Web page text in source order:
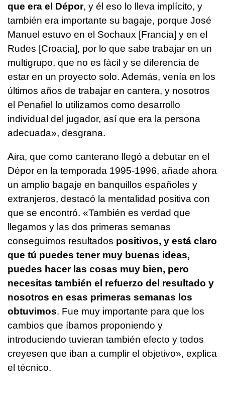
que era el Dépor, y él eso lo lleva implícito, y
también era importante su bagaje, porque José
Manuel estuvo en el Sochaux [Francia] y en el
Rudes [Croacia], por lo que sabe trabajar en un
multigrupo, que no es fácil y se diferencia de
estar en un proyecto solo. Además, venía en los
últimos años de trabajar en cantera, y nosotros
el Penafiel lo utilizamos como desarrollo
individual del jugador, así que era la persona
adecuada», desgrana.
Aira, que como canterano llegó a debutar en el
Dépor en la temporada 1995-1996, añade ahora
un amplio bagaje en banquillos españoles y
extranjeros, destacó la mentalidad positiva con
que se encontró. «También es verdad que
llegamos y las dos primeras semanas
conseguimos resultados positivos, y está claro
que tú puedes tener muy buenas ideas,
puedes hacer las cosas muy bien, pero
necesitas también el refuerzo del resultado y
nosotros en esas primeras semanas los
obtuvimos. Fue muy importante para que los
cambios que íbamos proponiendo y
introduciendo tuvieran también efecto y todos
creyesen que iban a cumplir el objetivo», explica
el técnico.